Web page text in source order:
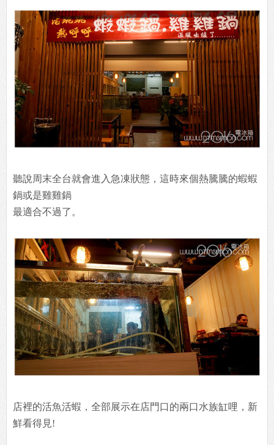
聽說周末全台就會進入急凍狀態，這時來個熱騰騰的蝦蝦
鍋或是雞雞鍋
最適合不過了。
店裡的活魚活蝦，全部展示在店門口的兩口水族缸哩，新
鮮看得見!